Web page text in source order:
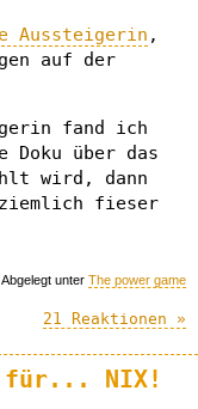
Aussteigerin ,
auf der
fand ich
über das
wird, dann
ziemlich fieser
Abgelegt unter The power game
21 Reaktionen »
für... NIX!